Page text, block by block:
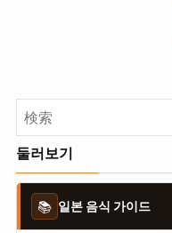
둘러보기
📚 일본 음식 가이드